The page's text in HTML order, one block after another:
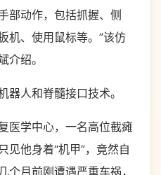
部动作，包括抓握、侧
机、使用鼠标等。”该仿
介绍。
人和脊髓接口技术。
学中心，一名高位截瘫
见他身着“机甲”，竟然自
个月前刚遭遇严重车祸，